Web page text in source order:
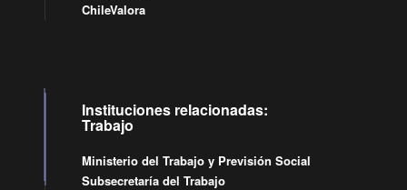
ChileValora
Instituciones relacionadas:
Trabajo
Ministerio del Trabajo y Previsión Social
Subsecretaría del Trabajo